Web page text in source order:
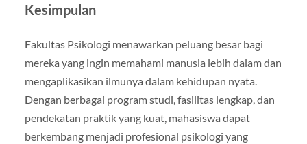
Kesimpulan
Fakultas Psikologi menawarkan peluang besar bagi
mereka yang ingin memahami manusia lebih dalam dan
mengaplikasikan ilmunya dalam kehidupan nyata.
Dengan berbagai program studi, fasilitas lengkap, dan
pendekatan praktik yang kuat, mahasiswa dapat
berkembang menjadi profesional psikologi yang